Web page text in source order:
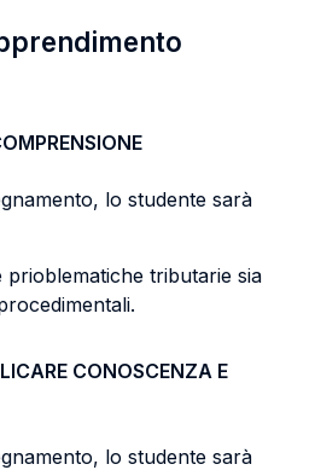
lo studente sarà
prioblematiche tributarie sia
CONOSCENZA E
lo studente sarà